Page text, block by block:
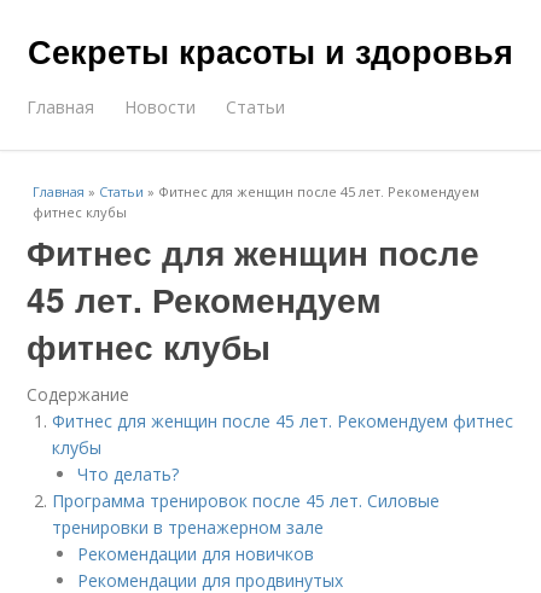
Секреты красоты и здоровья
Главная Новости Статьи
Главная » Статьи » Фитнес для женщин после 45 лет. Рекомендуем
фитнес клубы
Фитнес для женщин после
45 лет. Рекомендуем
фитнес клубы
Содержание
Фитнес для женщин после 45 лет. Рекомендуем фитнес
клубы
Что делать?
Программа тренировок после 45 лет. Силовые
тренировки в тренажерном зале
Рекомендации для новичков
Рекомендации для продвинутых